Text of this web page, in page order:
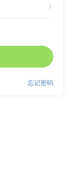

忘记密码